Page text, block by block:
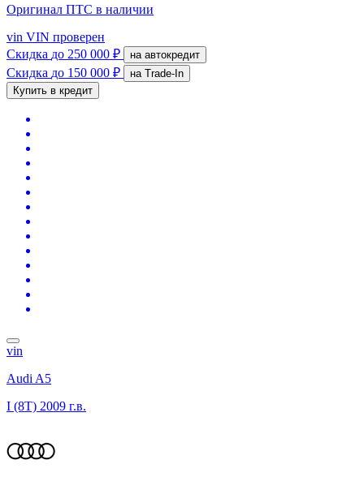
Оригинал ПТС в наличии
vin VIN проверен
Скидка до 250 000 ₽ на автокредит
Скидка до 150 000 ₽
на Trade-In
Купить в кредит
vin
Audi A5
I (8T) 2009 г.в.